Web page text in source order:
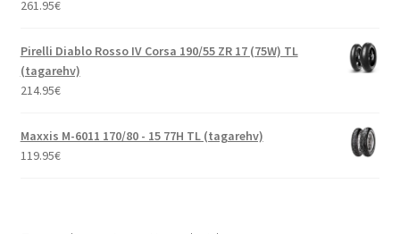
261.95€
Pirelli Diablo Rosso IV Corsa 190/55 ZR 17 (75W) TL
(tagarehv)
214.95€
Maxxis M-6011 170/80 - 15 77H TL (tagarehv)
119.95€